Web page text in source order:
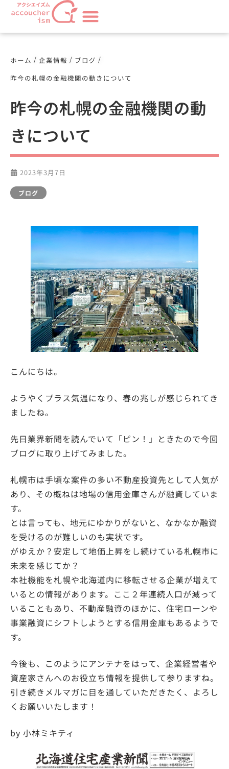
ホーム / 企業情報 / ブログ /
昨今の札幌の金融機関の動きについて
昨今の札幌の金融機関の動
きについて
2023年3月7日
ブログ
こんにちは。
ようやくプラス気温になり、春の兆しが感じられてき
ましたね。
先日業界新聞を読んでいて「ピン！」ときたので今回
ブログに取り上げてみました。
札幌市は手頃な案件の多い不動産投資先として人気が
あり、その概ねは地場の信用金庫さんが融資していま
す。
とは言っても、地元にゆかりがないと、なかなか融資
を受けるのが難しいのも実状です。
がゆえか？安定して地価上昇をし続けている札幌市に
未来を感じてか？
本社機能を札幌や北海道内に移転させる企業が増えて
いるとの情報があります。ここ２年連続人口が減って
いることもあり、不動産融資のほかに、住宅ローンや
事業融資にシフトしようとする信用金庫もあるようで
す。
今後も、このようにアンテナをはって、企業経営者や
資産家さんへのお役立ち情報を提供して参りますね。
引き続きメルマガに目を通していただきたく、よろし
くお願いいたします！
by 小林ミキティ